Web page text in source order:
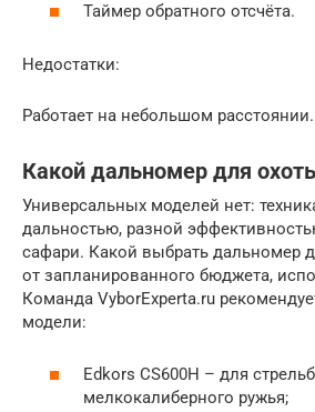
Таймер обратного отсчёта.
Недостатки:
Работает на небольшом расстоянии.
Какой дальномер для
Универсальных моделей нет:
дальностью, разной
сафари. Какой выбрать дальномер
от запланированного бюджета,
Команда VyborExperta.ru
модели:
Edkors CS600H – для
мелкокалиберного ружья;